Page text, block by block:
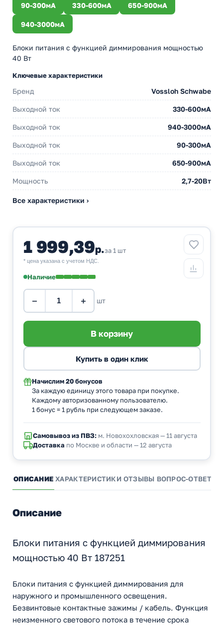
90-300мА 330-600мА 650-900мА
940-3000мА
Блоки питания с функцией диммирования мощностью
40 Вт
Ключевые характеристики
Бренд Vossloh Schwabe
Выходной ток 330-600мА
Выходной ток 940-3000мА
Выходной ток 90-300мА
Выходной ток 650-900мА
Мощность 2,7-20Вт
Все характеристики ›
1 999,39р.за 1 шт
* цена указана с учетом НДС.
Наличие
− + шт
Начислим 20 бонусов
За каждую единицу этого товара при покупке.
Каждому авторизованному пользователю.
1 бонус = 1 рубль при следующем заказе.
Самовывоз из ПВЗ:м. Новохохловская — 11 августа
Доставка по Москве и области — 12 августа
ОПИСАНИЕ ХАРАКТЕРИСТИКИ ОТЗЫВЫ ВОПРОС-ОТВЕТ
Описание
Блоки питания с функцией диммирования
мощностью 40 Вт 187251
Блоки питания с функцией диммирования для
наружного и промышленного освещения.
Безвинтовые контактные зажимы / кабель. Функция
неизменного светового потока в течение срока